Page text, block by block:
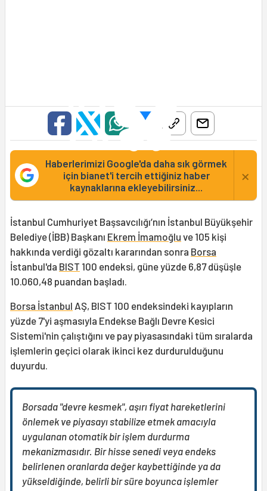
Haberlerimizi Google'da daha sık görmek
için bianet'i tercih ettiğiniz haber
kaynaklarına ekleyebilirsiniz...
×
İstanbul Cumhuriyet Başsavcılığı’nın İstanbul Büyükşehir
Belediye (İBB) Başkanı Ekrem İmamoğlu ve 105 kişi
hakkında verdiği gözaltı kararından sonra Borsa
İstanbul'da BIST 100 endeksi, güne yüzde 6,87 düşüşle
10.060,48 puandan başladı.
Borsa İstanbul AŞ, BIST 100 endeksindeki kayıpların
yüzde 7'yi aşmasıyla Endekse Bağlı Devre Kesici
Sistemi'nin çalıştığını ve pay piyasasındaki tüm sıralarda
işlemlerin geçici olarak ikinci kez durdurulduğunu
duyurdu.
Borsada "devre kesmek", aşırı fiyat hareketlerini
önlemek ve piyasayı stabilize etmek amacıyla
uygulanan otomatik bir işlem durdurma
mekanizmasıdır. Bir hisse senedi veya endeks
belirlenen oranlarda değer kaybettiğinde ya da
yükseldiğinde, belirli bir süre boyunca işlemler